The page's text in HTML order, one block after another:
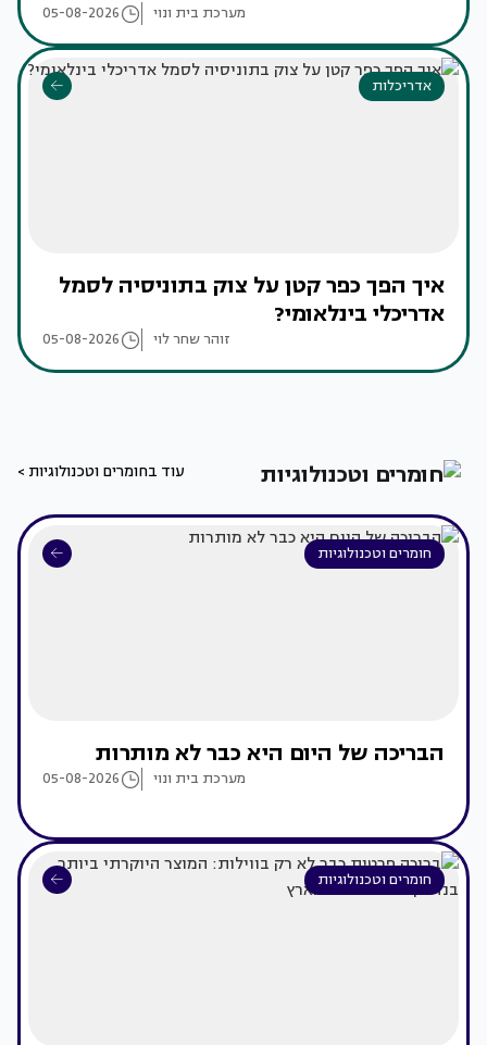
מערכת בית ונוי 05-08-2026
אדריכלות
איך הפך כפר קטן על צוק בתוניסיה לסמל
אדריכלי בינלאומי?
זוהר שחר לוי 05-08-2026
עוד בחומרים וטכנולוגיות >
חומרים וטכנולוגיות
הבריכה של היום היא כבר לא מותרות
מערכת בית ונוי 05-08-2026
חומרים וטכנולוגיות